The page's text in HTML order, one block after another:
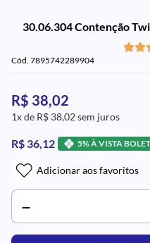
30.06.304 Contenção
Cód. 7895742289904
R$ 38,02
1x de R$ 38,02 sem juros
R$ 36,12 5% À VISTA
Adicionar aos favoritos